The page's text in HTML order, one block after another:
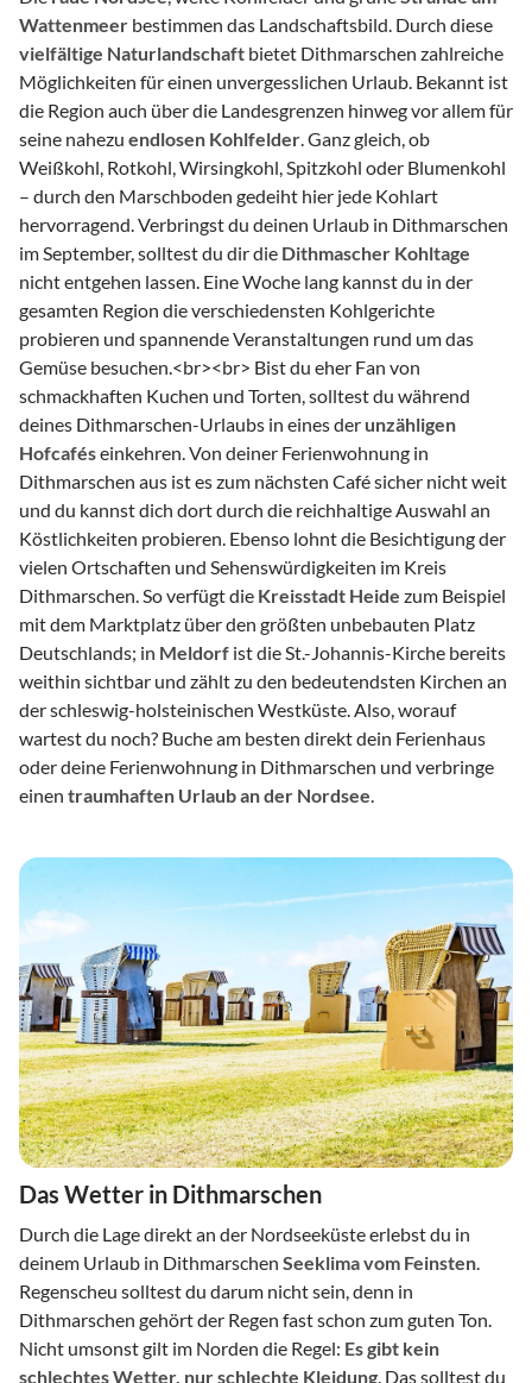
Wattenmeer bestimmen das Landschaftsbild. Durch diese
vielfältige Naturlandschaft bietet Dithmarschen zahlreiche
Möglichkeiten für einen unvergesslichen Urlaub. Bekannt ist
die Region auch über die Landesgrenzen hinweg vor allem für
seine nahezu endlosen Kohlfelder. Ganz gleich, ob
Weißkohl, Rotkohl, Wirsingkohl, Spitzkohl oder Blumenkohl
– durch den Marschboden gedeiht hier jede Kohlart
hervorragend. Verbringst du deinen Urlaub in Dithmarschen
im September, solltest du dir die Dithmascher Kohltage
nicht entgehen lassen. Eine Woche lang kannst du in der
gesamten Region die verschiedensten Kohlgerichte
probieren und spannende Veranstaltungen rund um das
Gemüse besuchen.<br><br> Bist du eher Fan von
schmackhaften Kuchen und Torten, solltest du während
deines Dithmarschen-Urlaubs in eines der unzähligen
Hofcaféseinkehren. Von deiner Ferienwohnung in
Dithmarschen aus ist es zum nächsten Café sicher nicht weit
und du kannst dich dort durch die reichhaltige Auswahl an
Köstlichkeiten probieren. Ebenso lohnt die Besichtigung der
vielen Ortschaften und Sehenswürdigkeiten im Kreis
Dithmarschen. So verfügt die Kreisstadt Heide zum Beispiel
mit dem Marktplatz über den größten unbebauten Platz
Deutschlands; in Meldorf ist die St.-Johannis-Kirche bereits
weithin sichtbar und zählt zu den bedeutendsten Kirchen an
der schleswig-holsteinischen Westküste. Also, worauf
wartest du noch? Buche am besten direkt dein Ferienhaus
oder deine Ferienwohnung in Dithmarschen und verbringe
einen traumhaften Urlaub an der Nordsee.
Das Wetter in Dithmarschen
Durch die Lage direkt an der Nordseeküste erlebst du in
deinem Urlaub in Dithmarschen Seeklima vom Feinsten.
Regenscheu solltest du darum nicht sein, denn in
Dithmarschen gehört der Regen fast schon zum guten Ton.
Nicht umsonst gilt im Norden die Regel: Es gibt kein
schlechtes Wetter, nur schlechte Kleidung. Das solltest du